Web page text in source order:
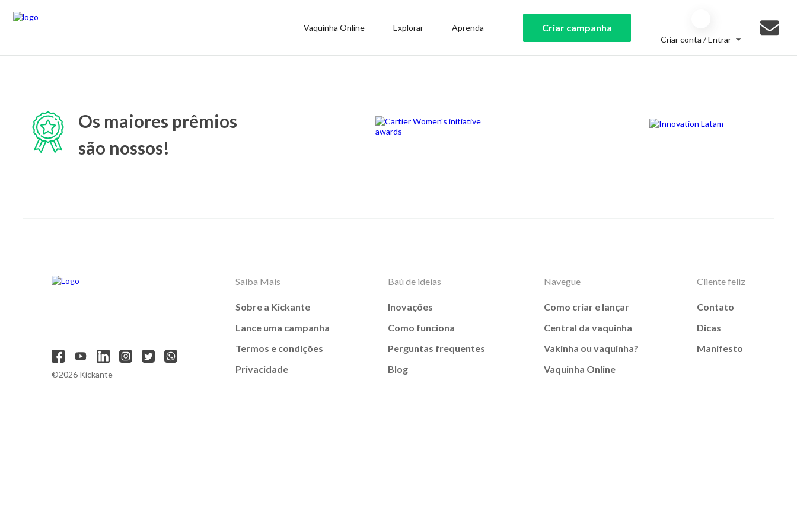
Vaquinha Online Explorar Aprenda Criar campanha
Criar conta / Entrar
Os maiores prêmios
são nossos!
©2026 Kickante
Saiba Mais
Sobre a Kickante
Lance uma campanha
Termos e condições
Privacidade
Baú de ideias
Inovações
Como funciona
Perguntas frequentes
Blog
Navegue
Como criar e lançar
Central da vaquinha
Vakinha ou vaquinha?
Vaquinha Online
Cliente feliz
Contato
Dicas
Manifesto